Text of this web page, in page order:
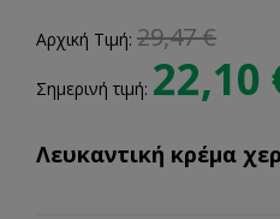
Αρχική Τιμή: 29,47 €
Σημερινή τιμή: 22,10
Λευκαντική κρέμα